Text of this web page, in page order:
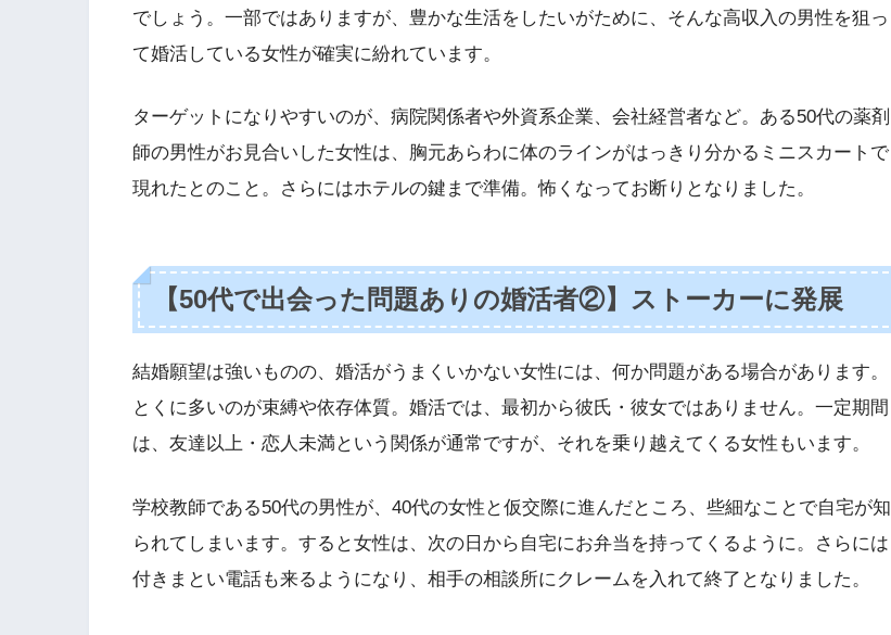
でしょう。一部ではありますが、豊かな生活をしたいがために、そんな高収入の男性を狙っ
て婚活している女性が確実に紛れています。
ターゲットになりやすいのが、病院関係者や外資系企業、会社経営者など。ある50代の薬剤
師の男性がお見合いした女性は、胸元あらわに体のラインがはっきり分かるミニスカートで
現れたとのこと。さらにはホテルの鍵まで準備。怖くなってお断りとなりました。
【50代で出会った問題ありの婚活者②】ストーカーに発展
結婚願望は強いものの、婚活がうまくいかない女性には、何か問題がある場合があります。
とくに多いのが束縛や依存体質。婚活では、最初から彼氏・彼女ではありません。一定期間
は、友達以上・恋人未満という関係が通常ですが、それを乗り越えてくる女性もいます。
学校教師である50代の男性が、40代の女性と仮交際に進んだところ、些細なことで自宅が知
られてしまいます。すると女性は、次の日から自宅にお弁当を持ってくるように。さらには
付きまとい電話も来るようになり、相手の相談所にクレームを入れて終了となりました。